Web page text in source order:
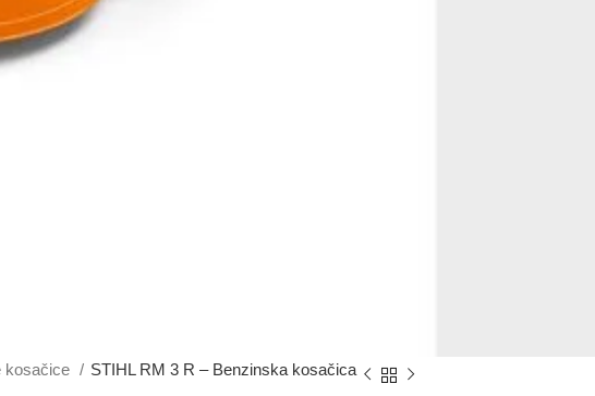
kosačice STIHL RM 3 R – Benzinska kosačica